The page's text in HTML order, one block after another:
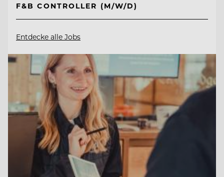
F&B CONTROLLER (M/W/D)
Entdecke alle Jobs